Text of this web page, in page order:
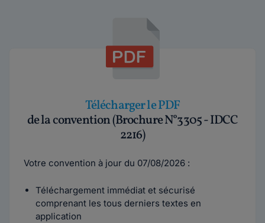
Télécharger le PDF
de la convention (Brochure N°3305 - IDCC
2216)
Votre convention à jour du 07/08/2026 :
Téléchargement immédiat et sécurisé
comprenant les tous derniers textes en
application